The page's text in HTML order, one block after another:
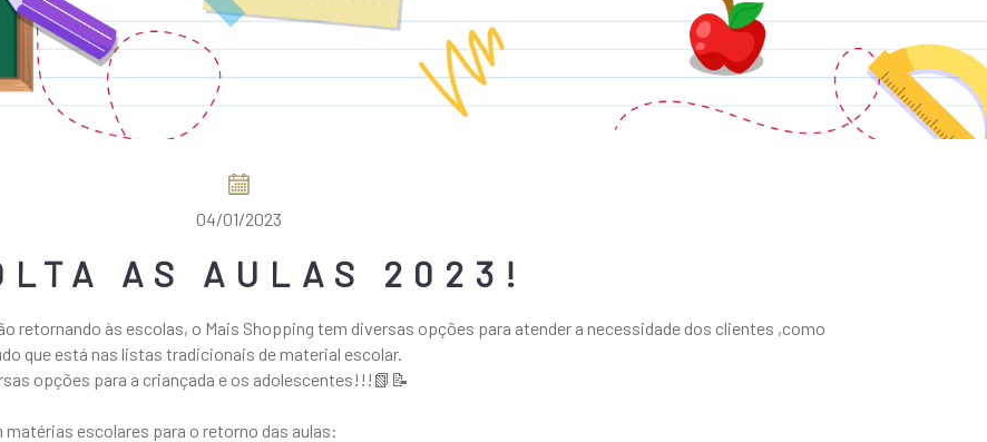
04/01/2023
AS AULAS 2023!
retornando às escolas, o Mais Shopping tem diversas opções para atender a necessidade dos clientes ,como
que está nas listas tradicionais de material escolar.
opções para a criançada e os adolescentes!!!📗📝
escolares para o retorno das aulas: